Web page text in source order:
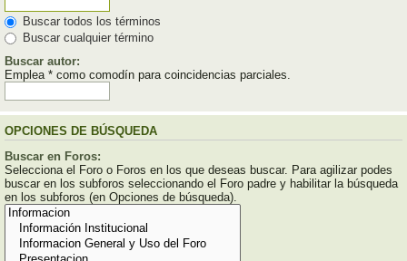
Buscar todos los términos
Buscar cualquier término
Buscar autor:
Emplea * como comodín para coincidencias parciales.
OPCIONES DE BÚSQUEDA
Buscar en Foros:
Selecciona el Foro o Foros en los que deseas buscar. Para agilizar podes
buscar en los subforos seleccionando el Foro padre y habilitar la búsqueda
en los subforos (en Opciones de búsqueda).